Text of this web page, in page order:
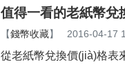
值得一看的老紙幣兌
【錢幣收藏】 2016-04-17
從老紙幣兌換價(jià)格表來